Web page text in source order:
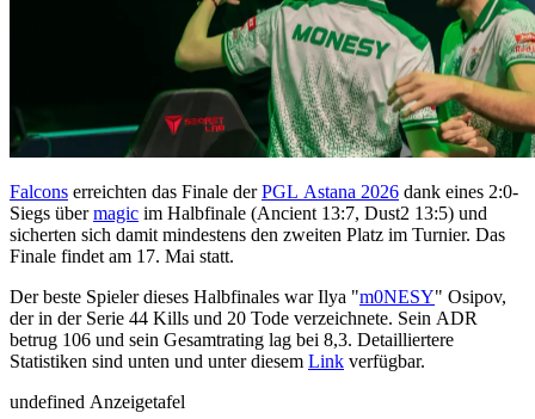
Falcons erreichten das Finale derPGL Astana 2026 dank eines 2:0-
Siegs übermagic im Halbfinale (Ancient 13:7, Dust2 13:5) und
sicherten sich damit mindestens den zweiten Platz im Turnier. Das
Finale findet am 17. Mai statt.
Der beste Spieler dieses Halbfinales war Ilya "m0NESY" Osipov,
der in der Serie 44 Kills und 20 Tode verzeichnete. Sein ADR
betrug 106 und sein Gesamtrating lag bei 8,3. Detailliertere
Statistiken sind unten und unter diesem Link verfügbar.
undefined Anzeigetafel